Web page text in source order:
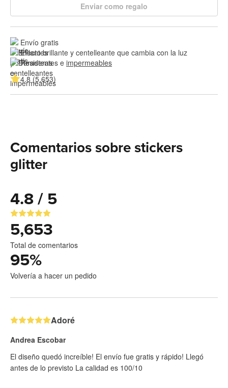
Enviar como regalo
Envío gratis
Efecto brillante y centelleante que cambia con la luz
Resistentes e impermeables
4.8 (5,653)
Comentarios sobre stickers
glitter
4.8 / 5
5,653
Total de comentarios
95%
Volvería a hacer un pedido
Adoré
Andrea Escobar
El diseño quedó increíble! El envío fue gratis y rápido! Llegó
antes de lo previsto La calidad es 100/10